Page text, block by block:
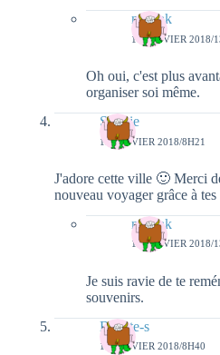
natieak
17 JANVIER 2018/
Oh oui, c'est plus
organiser soi même.
Sophie
15 JANVIER 2018/8H21
J'adore cette ville 🙂 Merci
nouveau voyager grâce à
natieak
17 JANVIER 2018/
Je suis ravie de te
souvenirs.
Beaute-s
15 JANVIER 2018/8H40